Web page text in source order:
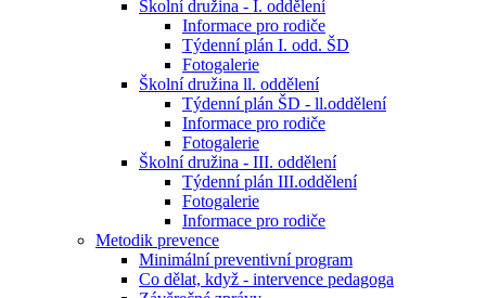
Školní družina - I. oddělení
Informace pro rodiče
Týdenní plán I. odd. ŠD
Fotogalerie
Školní družina ll. oddělení
Týdenní plán ŠD - ll.oddělení
Informace pro rodiče
Fotogalerie
Školní družina - III. oddělení
Týdenní plán III.oddělení
Fotogalerie
Informace pro rodiče
Metodik prevence
Minimální preventivní program
Co dělat, když - intervence pedagoga